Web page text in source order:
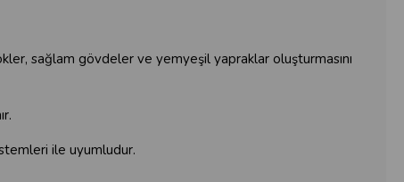
sağlam gövdeler ve yemyeşil yapraklar oluşturmasını
ile uyumludur.